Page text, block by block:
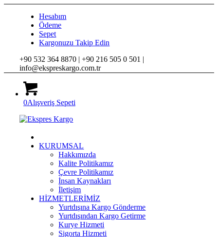
Hesabım
Ödeme
Sepet
Kargonuzu Takip Edin
+90 532 364 8870 |+90 216 505 0 501 |
info@ekspreskargo.com.tr
0Alışveriş Sepeti
KURUMSAL
Hakkımızda
Kalite Politikamız
Çevre Politikamız
İnsan Kaynakları
İletişim
HİZMETLERİMİZ
Yurtdışına Kargo Gönderme
Yurtdışından Kargo Getirme
Kurye Hizmeti
Sigorta Hizmeti